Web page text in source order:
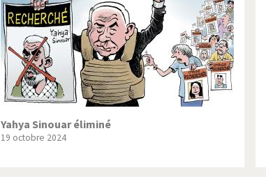
Yahya Sinouar éliminé
19 octobre 2024